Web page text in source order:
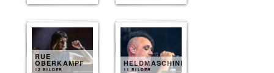
RUE
OBERKAMPF
12 BILDER
HELDMASCHINE
11 BILDER